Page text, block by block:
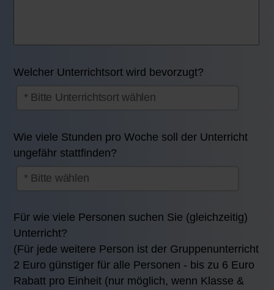
Welcher Unterrichtsort wird bevorzugt?
Wie viele Stunden pro Woche soll der Unterricht
ungefähr stattfinden?
Für wie viele Personen suchen Sie (gleichzeitig)
Unterricht?
(Für jede weitere Person ist der Gruppenunterricht
2 Euro günstiger für alle Personen - bis zu 6 Euro
Rabatt pro Einheit (nur möglich, wenn Klasse &